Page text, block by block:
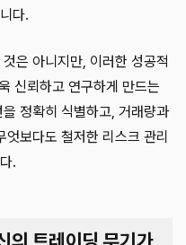
다.
은 아니지만, 이러한 성공적
신뢰하고 연구하게 만드는
정확히 식별하고, 거래량과
보다도 철저한 리스크 관리
.